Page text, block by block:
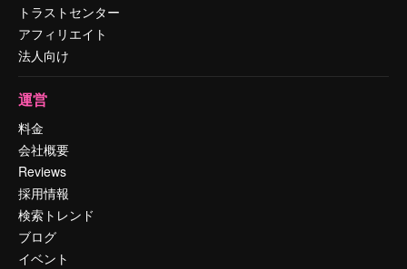
トラストセンター
アフィリエイト
法人向け
運営
料金
会社概要
Reviews
採用情報
検索トレンド
ブログ
イベント